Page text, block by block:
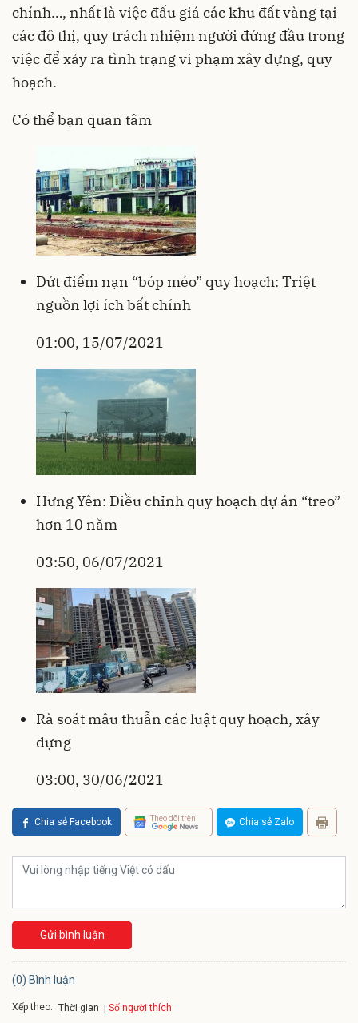
chính…, nhất là việc đấu giá các khu đất vàng tại
các đô thị, quy trách nhiệm người đứng đầu trong
việc để xảy ra tình trạng vi phạm xây dựng, quy
hoạch.
Có thể bạn quan tâm
Dứt điểm nạn “bóp méo” quy hoạch: Triệt
nguồn lợi ích bất chính
01:00, 15/07/2021
Hưng Yên: Điều chỉnh quy hoạch dự án “treo”
hơn 10 năm
03:50, 06/07/2021
Rà soát mâu thuẫn các luật quy hoạch, xây
dựng
03:00, 30/06/2021
Chia sẻ Facebook Theo dõi trên Chia sẻ Zalo
Gửi bình luận
(0) Bình luận
Xếp theo: Thời gian Số người thích